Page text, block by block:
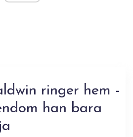
ringer hem -
han bara